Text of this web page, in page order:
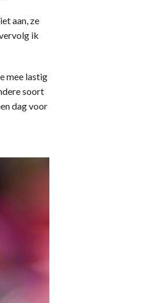
aan, ze
ik
mee lastig
soort
dag voor